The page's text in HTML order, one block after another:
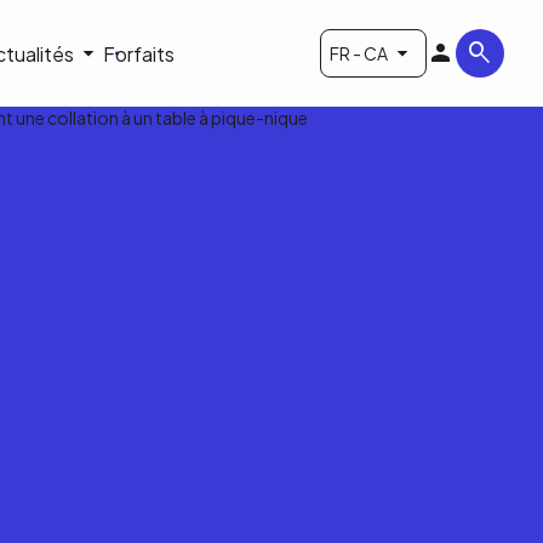
Forfaits FR - CA